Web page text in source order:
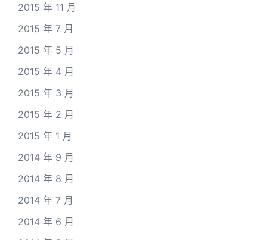
2015 年 11 月
2015 年 7 月
2015 年 5 月
2015 年 4 月
2015 年 3 月
2015 年 2 月
2015 年 1 月
2014 年 9 月
2014 年 8 月
2014 年 7 月
2014 年 6 月